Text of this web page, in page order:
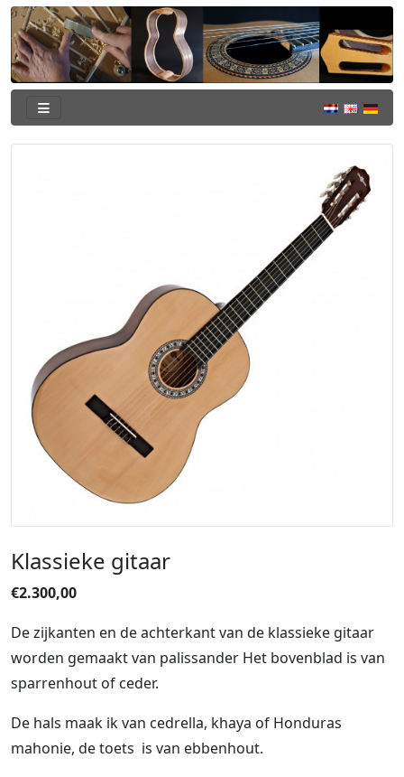
Klassieke gitaar
€2.300,00
De zijkanten en de achterkant van de klassieke gitaar
worden gemaakt van palissander Het bovenblad is van
sparrenhout of ceder.
De hals maak ik van cedrella, khaya of Honduras
mahonie, de toets is van ebbenhout.